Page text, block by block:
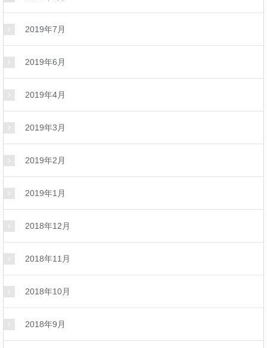
2019年7月
2019年6月
2019年4月
2019年3月
2019年2月
2019年1月
2018年12月
2018年11月
2018年10月
2018年9月